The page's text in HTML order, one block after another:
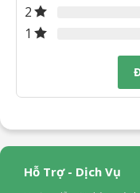
2
1
Hỗ Trợ - Dịch Vụ